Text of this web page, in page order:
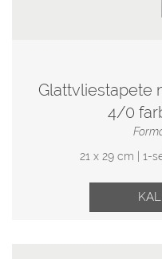
Glattvliestapete
4/0
21 x 29 cm | 1-